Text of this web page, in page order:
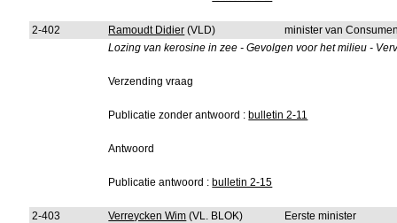
2-402 Ramoudt Didier (VLD)
minister van
Lozing van kerosine in zee - Gevolgen voor het milieu -
Verzending vraag
Publicatie zonder antwoord : bulletin 2-11
Antwoord
Publicatie antwoord : bulletin 2-15
2-403 Verreycken Wim (VL. BLOK)
Eerste minister